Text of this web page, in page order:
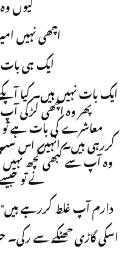
کيوں
“اچھی نہيں
“ايک ہی
پھر وہ اچھی لڑکی
معاشرے کی بات ہے تو
کررہی ہيں۔ انہيں اس
وہ آپ سے کبھی کچھ
نے تو
“دارم آپ غلط کررہے ہيں”
اسکی گاڑی جھٹکے سے رکی۔